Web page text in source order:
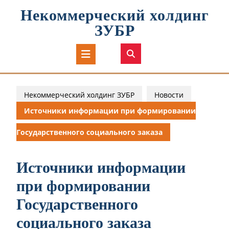
Некоммерческий холдинг
ЗУБР
Кнопка
Открыть
Некоммерческий холдинг ЗУБР
Новости
Источники информации при формировании
Государственного социального заказа
Источники информации
при формировании
Государственного
социального заказа